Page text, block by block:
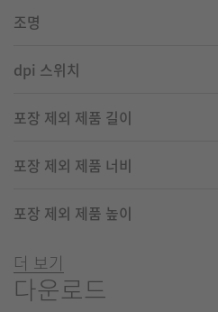
조명
dpi 스위치
포장 제외 제품 길이
포장 제외 제품 너비
포장 제외 제품 높이
더 보기
다운로드